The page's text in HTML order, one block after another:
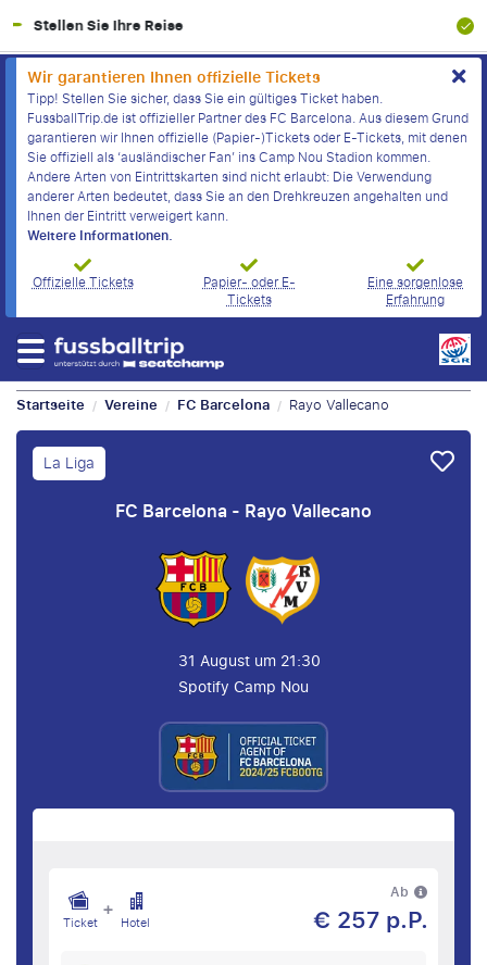
100% Finanzielle Absicherung
Wir garantieren Ihnen offizielle Tickets
Tipp! Stellen Sie sicher, dass Sie ein gültiges Ticket haben.
FussballTrip.de ist offizieller Partner des FC Barcelona. Aus diesem Grund
garantieren wir Ihnen offizielle (Papier-)Tickets oder E-Tickets, mit denen
Sie offiziell als ‘ausländischer Fan’ ins Camp Nou Stadion kommen.
Andere Arten von Eintrittskarten sind nicht erlaubt: Die Verwendung
anderer Arten bedeutet, dass Sie an den Drehkreuzen angehalten und
Ihnen der Eintritt verweigert kann.
Weitere Informationen.
Offizielle Tickets
Papier- oder E-
Tickets
Eine sorgenlose
Erfahrung
Startseite / Vereine / FC Barcelona / Rayo Vallecano
La Liga
FC Barcelona - Rayo Vallecano
31 August um 21:30
Spotify Camp Nou
Ticket + Hotel
Ab
€ 257 p.P.